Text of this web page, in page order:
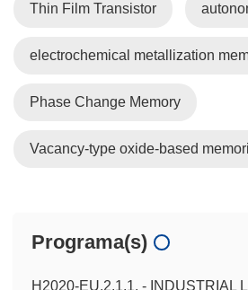
Thin Film Transistor
electrochemical metallization
Phase Change Memory
Vacancy-type oxide-based
Programa(s)
H2020-EU.2.1.1. - INDUSTRIAL